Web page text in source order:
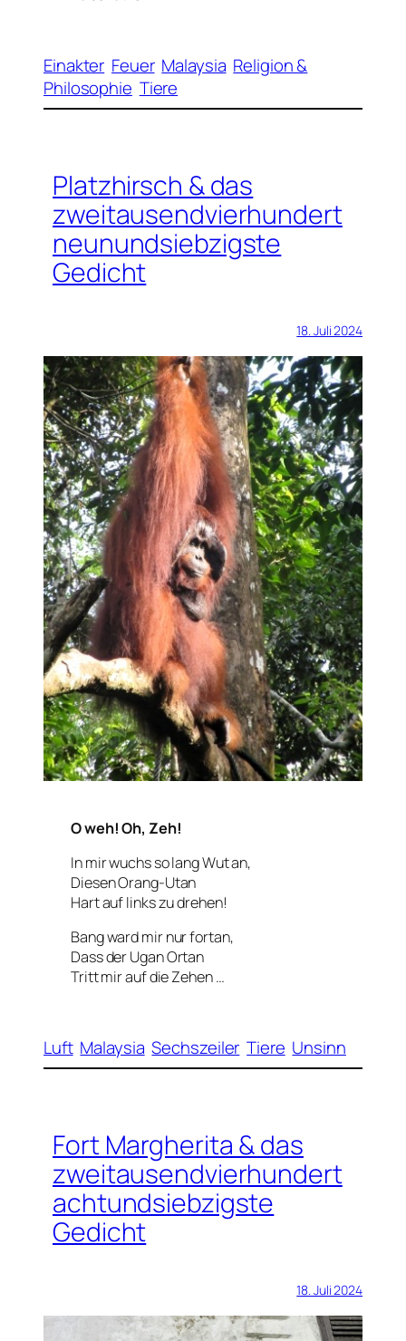
Einakter Feuer Malaysia Religion &
Philosophie Tiere
Platzhirsch & das
zweitausendvierhundert
neunundsiebzigste
Gedicht
18. Juli 2024
O weh! Oh, Zeh!
In mir wuchs so lang Wut an,
Diesen Orang-Utan
Hart auf links zu drehen!
Bang ward mir nur fortan,
Dass der Ugan Ortan
Tritt mir auf die Zehen …
Luft Malaysia Sechszeiler Tiere Unsinn
Fort Margherita & das
zweitausendvierhundert
achtundsiebzigste
Gedicht
18. Juli 2024